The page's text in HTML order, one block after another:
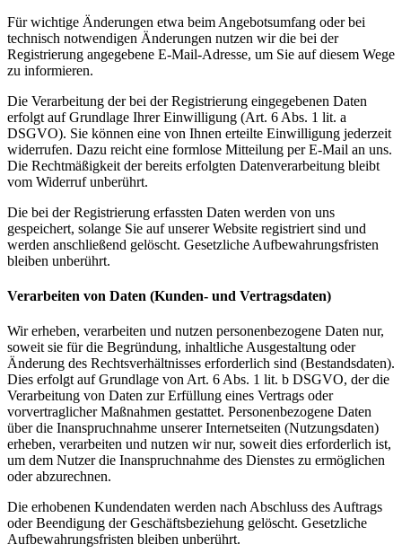
Für wichtige Änderungen etwa beim Angebotsumfang oder bei
technisch notwendigen Änderungen nutzen wir die bei der
Registrierung angegebene E-Mail-Adresse, um Sie auf diesem Wege
zu informieren.
Die Verarbeitung der bei der Registrierung eingegebenen Daten
erfolgt auf Grundlage Ihrer Einwilligung (Art. 6 Abs. 1 lit. a
DSGVO). Sie können eine von Ihnen erteilte Einwilligung jederzeit
widerrufen. Dazu reicht eine formlose Mitteilung per E-Mail an uns.
Die Rechtmäßigkeit der bereits erfolgten Datenverarbeitung bleibt
vom Widerruf unberührt.
Die bei der Registrierung erfassten Daten werden von uns
gespeichert, solange Sie auf unserer Website registriert sind und
werden anschließend gelöscht. Gesetzliche Aufbewahrungsfristen
bleiben unberührt.
Verarbeiten von Daten (Kunden- und Vertragsdaten)
Wir erheben, verarbeiten und nutzen personenbezogene Daten nur,
soweit sie für die Begründung, inhaltliche Ausgestaltung oder
Änderung des Rechtsverhältnisses erforderlich sind (Bestandsdaten).
Dies erfolgt auf Grundlage von Art. 6 Abs. 1 lit. b DSGVO, der die
Verarbeitung von Daten zur Erfüllung eines Vertrags oder
vorvertraglicher Maßnahmen gestattet. Personenbezogene Daten
über die Inanspruchnahme unserer Internetseiten (Nutzungsdaten)
erheben, verarbeiten und nutzen wir nur, soweit dies erforderlich ist,
um dem Nutzer die Inanspruchnahme des Dienstes zu ermöglichen
oder abzurechnen.
Die erhobenen Kundendaten werden nach Abschluss des Auftrags
oder Beendigung der Geschäftsbeziehung gelöscht. Gesetzliche
Aufbewahrungsfristen bleiben unberührt.